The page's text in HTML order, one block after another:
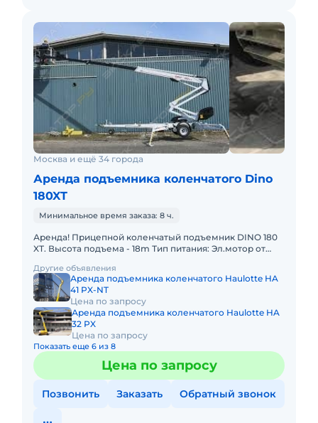
Москва и ещё 34 города
Аренда подъемника коленчатого Dino
180XT
Минимальное время заказа: 8 ч.
Аренда! Прицепной коленчатый подъемник DINO 180
XT. Высота подъема - 18m Тип питания: Эл.мотор от
отличном сос
Другие объявления
Аренда подъемника коленчатого Haulotte HA
41 PX-NT
Цена по запросу
Аренда подъемника коленчатого Haulotte HA
32 PX
Цена по запросу
Показать еще 6 из 8
Цена по запросу
Позвонить Заказать Обратный звонок